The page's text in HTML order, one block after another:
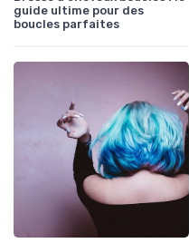
guide ultime pour des
boucles parfaites